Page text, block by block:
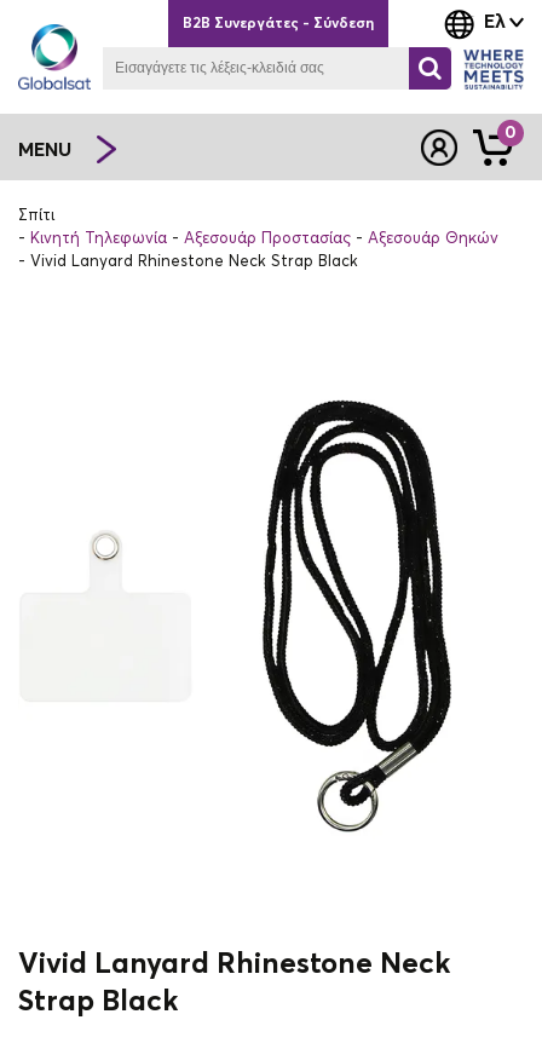
Ελ
B2B Συνεργάτες - Σύνδεση
MENU
0
Σπίτι
Κινητή Τηλεφωνία
Αξεσουάρ Προστασίας
Αξεσουάρ Θηκών
Vivid Lanyard Rhinestone Neck Strap Black
Vivid Lanyard Rhinestone Neck
Strap Black